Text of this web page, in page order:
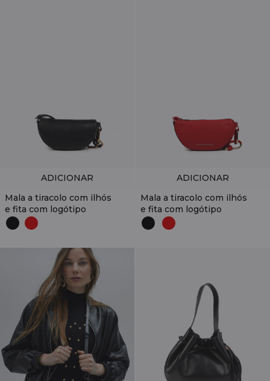
Mala a tiracolo com ilhós
e fita com logótipo
ADICIONAR
Mala a tiracolo com ilhós
e fita com logótipo
ADICIONAR